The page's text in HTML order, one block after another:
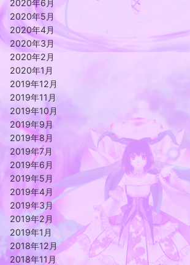
2020年6月
2020年5月
2020年4月
2020年3月
2020年2月
2020年1月
2019年12月
2019年11月
2019年10月
2019年9月
2019年8月
2019年7月
2019年6月
2019年5月
2019年4月
2019年3月
2019年2月
2019年1月
2018年12月
2018年11月